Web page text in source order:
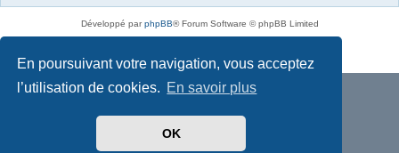
En poursuivant votre navigation, vous acceptez
l’utilisation de cookies. En savoir plus
OK
Développé parphpBB® Forum Software © phpBB Limited
Traduit parphpBB-fr.com